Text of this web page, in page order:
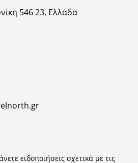
546 23, Ελλάδα
ειδοποιήσεις σχετικά με τις